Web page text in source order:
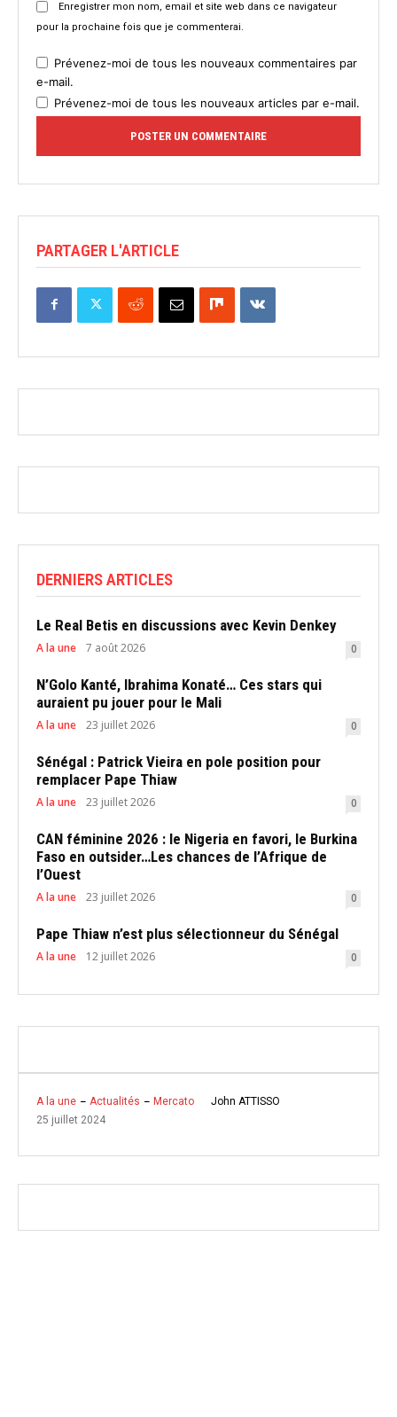
Enregistrer mon nom, email et site web dans ce navigateur
pour la prochaine fois que je commenterai.
Prévenez-moi de tous les nouveaux commentaires par
e-mail.
Prévenez-moi de tous les nouveaux articles par e-mail.
PARTAGER L'ARTICLE
DERNIERS ARTICLES
Le Real Betis en discussions avec Kevin Denkey
A la une 7 août 2026 0
N’Golo Kanté, Ibrahima Konaté… Ces stars qui
auraient pu jouer pour le Mali
A la une 23 juillet 2026 0
Sénégal : Patrick Vieira en pole position pour
remplacer Pape Thiaw
A la une 23 juillet 2026 0
CAN féminine 2026 : le Nigeria en favori, le Burkina
Faso en outsider…Les chances de l’Afrique de
l’Ouest
A la une 23 juillet 2026 0
Pape Thiaw n’est plus sélectionneur du Sénégal
A la une 12 juillet 2026 0
A la une Actualités Mercato
John ATTISSO
25 juillet 2024